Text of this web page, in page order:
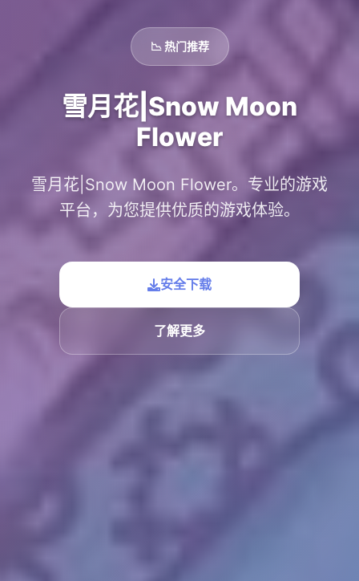
📉 热门推荐
雪月花|Snow Moon
Flower
雪月花|Snow Moon Flower。专业的游戏
平台，为您提供优质的游戏体验。
安全下载
了解更多